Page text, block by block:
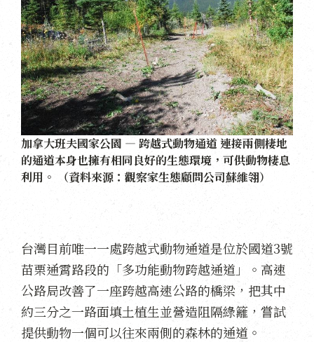
加拿大班夫國家公園 — 跨越式動物通道 連接兩側棲地
的通道本身也擁有相同良好的生態環境，可供動物棲息
利用。 （資料來源：觀察家生態顧問公司蘇維翎）
台灣目前唯一一處跨越式動物通道是位於國道3號
苗栗通霄路段的「多功能動物跨越通道」。高速
公路局改善了一座跨越高速公路的橋梁，把其中
約三分之一路面填土植生並營造阻隔綠籬，嘗試
提供動物一個可以往來兩側的森林的通道。